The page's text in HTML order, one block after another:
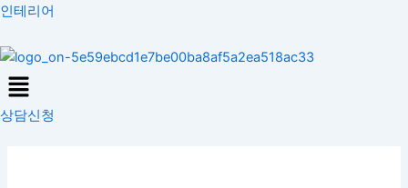
콘
츠
로
건
너
인테리어
Menu
상담신청